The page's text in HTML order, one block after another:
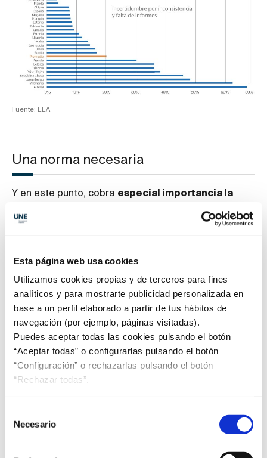
Esta página web usa cookies
Utilizamos cookies propias y de terceros para fines
analíticos y para mostrarte publicidad personalizada en
base a un perfil elaborado a partir de tus hábitos de
navegación (por ejemplo, páginas visitadas).
Puedes aceptar todas las cookies pulsando el botón
“Aceptar todas” o configurarlas pulsando el botón
“Configuración” o rechazarlas pulsando el botón
“Rechazar todas”.
Necesario
Fuente: EEA
Una norma necesaria
Y en este punto, cobra especial importancia la
40700, netamente española
. Y es que, para poder
cumplir con los objetivos marcados por la legislación
textiles con fibras recicladas,
desarrollo de normas que aseguren la correcta
gestión de los textiles usados.
LaNorma UNE 40700 se centra en la definición de
los procesos de recogida, almacenamiento y
clasificación de los textiles usados posconsumo,
basados en las mejores prácticas y de acuerdo con
los requisitos legales aplicables. Con ello, y ante la
preparación para la reutilización o su reciclaje
, consiguiendo una alta calidad de los